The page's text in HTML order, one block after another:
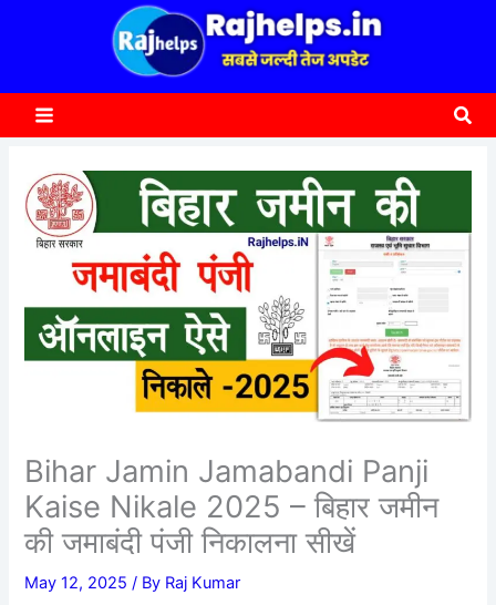
Bihar Jamin Jamabandi Panji
Kaise Nikale 2025 – बिहार जमीन
की जमाबंदी पंजी निकालना सीखें
May 12, 2025/ By Raj Kumar
c